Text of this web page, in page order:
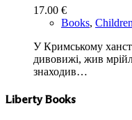
17.00 €
Books,
У Кримському
дивовижі, жив
знаходив…
Liberty Books